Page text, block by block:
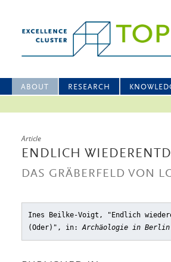
ABOUT RESEARCH
Article
ENDLICH
DAS GRÄBERFELD VON
Ines Beilke-Voigt, "Endlich
(Oder)" , in:Archäologie in Berlin